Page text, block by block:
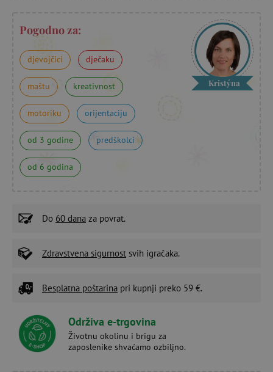
Pogodno za:
djevojčici dječaku
maštu kreativnost
motoriku orijentaciju
od 3 godine predškolci
od 6 godina
Kristýna
Do 60 dana za povrat.
Zdravstvena sigurnost svih igračaka.
Besplatna poštarina pri kupnji preko 59 €.
Održiva e-trgovina
Životnu okolinu i brigu za
zaposlenike shvaćamo ozbiljno.